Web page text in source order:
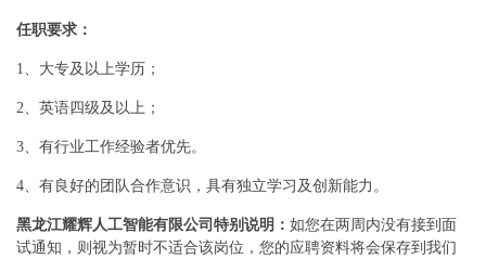
任职要求：
1、大专及以上学历；
2、英语四级及以上；
3、有行业工作经验者优先。
4、有良好的团队合作意识，具有独立学习及创新能力。
黑龙江耀辉人工智能有限公司特别说明： 如您在两周内没有接到面
试通知，则视为暂时不适合该岗位，您的应聘资料将会保存到我们